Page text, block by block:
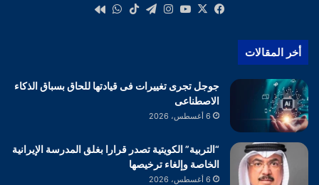
فيسبوك
‫X
‫YouTube
انستقرام
تيلقرام‫TikTokواتساب
أخر المقالات
جوجل تجرى تغييرات فى قيادتها للحاق بسباق الذكاء
الاصطناعى
6 أغسطس، 2026
“التربية” الكويتية تصدر قرارا بغلق المدرسة الإيرانية
الخاصة وإلغاء ترخيصها
6 أغسطس، 2026